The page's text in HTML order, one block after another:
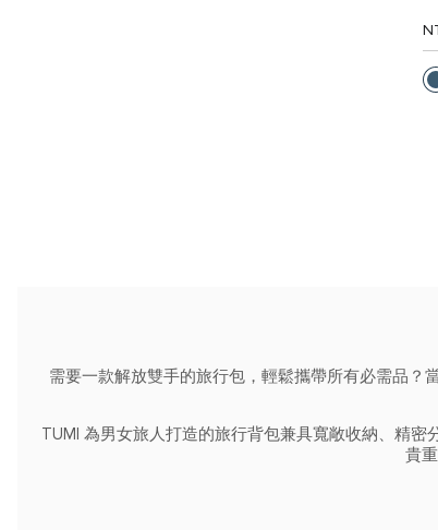
需要一款解放雙手的旅行包，輕鬆攜帶所有必需品？
TUMI 為男女旅人打造的旅行背包兼具寬敞收納、精
貴